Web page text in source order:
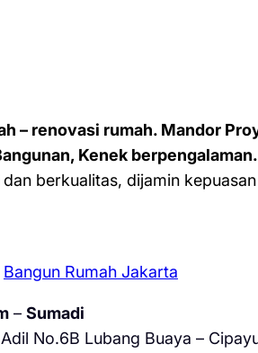
– renovasi rumah. Mandor
Kenek berpengalaman.
berkualitas, dijamin
Bangun Rumah Jakarta
– Sumadi
No.6B Lubang Buaya –